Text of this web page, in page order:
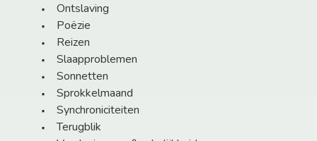
Ontslaving
Poëzie
Reizen
Slaapproblemen
Sonnetten
Sprokkelmaand
Synchroniciteiten
Terugblik